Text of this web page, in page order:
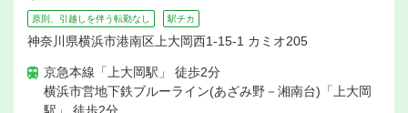
原則、引越しを伴う転勤なし 駅チカ
神奈川県横浜市港南区上大岡西1-15-1 カミオ205
京急本線「上大岡駅」 徒歩2分
横浜市営地下鉄ブルーライン(あざみ野－湘南台)「上大岡
駅」 徒歩2分